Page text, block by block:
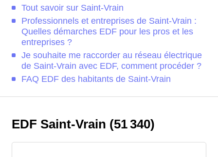
Tout savoir sur Saint-Vrain
Professionnels et entreprises de Saint-Vrain :
Quelles démarches EDF pour les pros et les
entreprises ?
Je souhaite me raccorder au réseau électrique
de Saint-Vrain avec EDF, comment procéder ?
FAQ EDF des habitants de Saint-Vrain
EDF Saint-Vrain (51 340)